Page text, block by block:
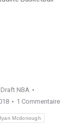
Draft NBA
1 Commentaire
Mcdonough